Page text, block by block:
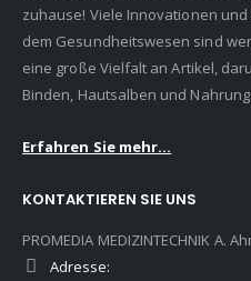
zuhause! Viele Innovationen
dem Gesundheitswesen sind
eine große Vielfalt an Artikel,
Binden, Hautsalben und
Erfahren Sie mehr...
KONTAKTIEREN SIE UNS
PROMEDIA MEDIZINTECHNIK A.
Adresse: